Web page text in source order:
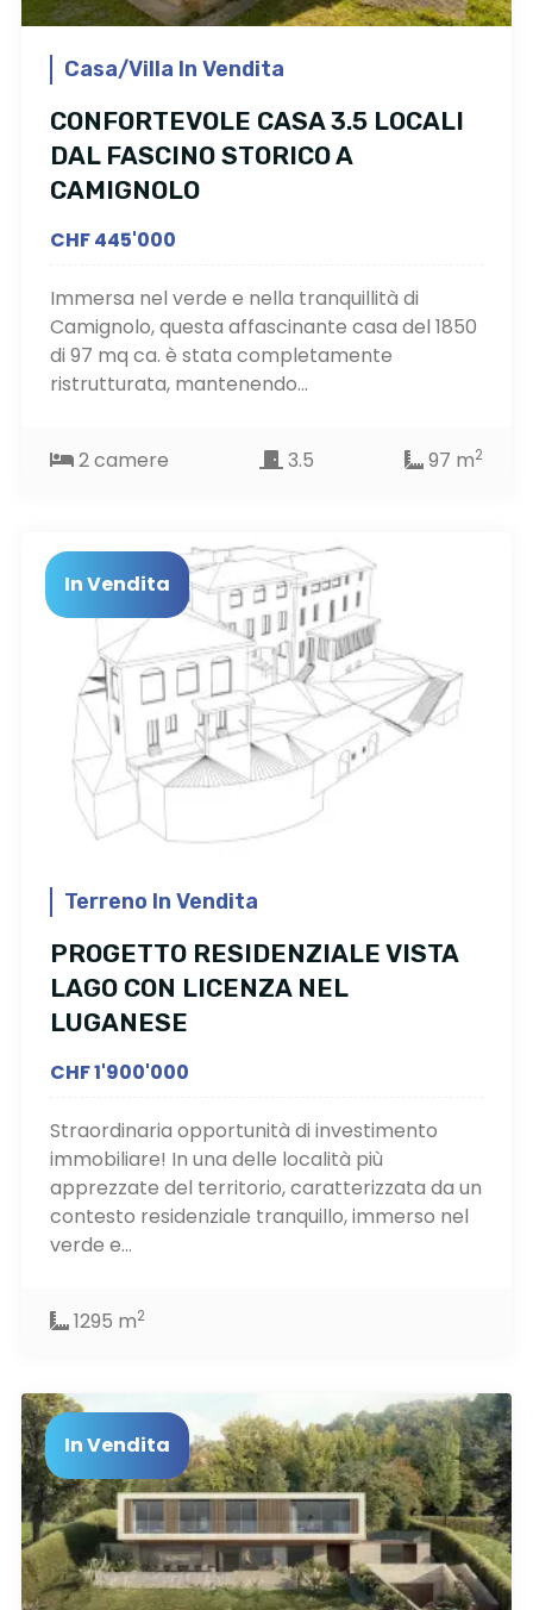
Casa/Villa In Vendita
CONFORTEVOLE CASA 3.5 LOCALI
DAL FASCINO STORICO A
CAMIGNOLO
CHF 445'000
Immersa nel verde e nella tranquillità di
Camignolo, questa affascinante casa del 1850
di 97 mq ca. è stata completamente
ristrutturata, mantenendo...
2 camere 3.5 97 m2
In Vendita
Terreno In Vendita
PROGETTO RESIDENZIALE VISTA
LAGO CON LICENZA NEL
LUGANESE
CHF 1'900'000
Straordinaria opportunità di investimento
immobiliare! In una delle località più
apprezzate del territorio, caratterizzata da un
contesto residenziale tranquillo, immerso nel
verde e...
1295 m2
In Vendita